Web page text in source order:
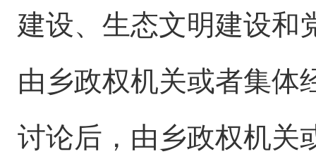
建设、生态文明建设和
由乡政权机关或者集体
讨论后，由乡政权机关